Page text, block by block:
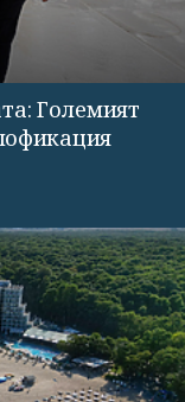
Големият